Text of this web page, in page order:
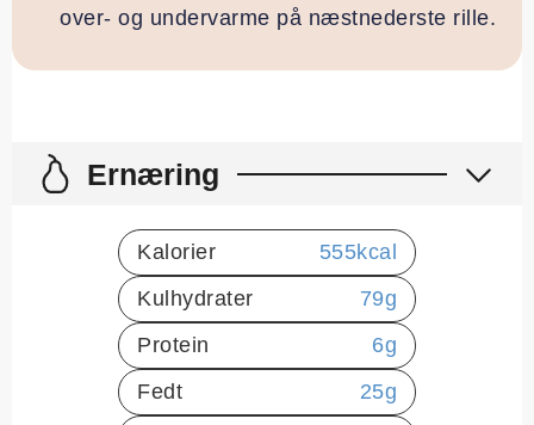
over- og undervarme på næstnederste rille.
Ernæring
Kalorier 555kcal
Kulhydrater
79g
Protein
6g
Fedt
25g